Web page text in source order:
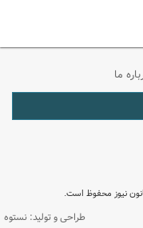
ما
نیوز محفوظ است.
طراحی و تولید: نستوه